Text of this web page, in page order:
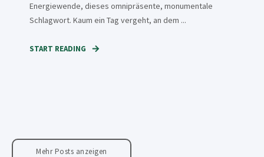
Energiewende, dieses omnipräsente, monumentale
Schlagwort. Kaum ein Tag vergeht, an dem ...
START READING
Mehr Posts anzeigen